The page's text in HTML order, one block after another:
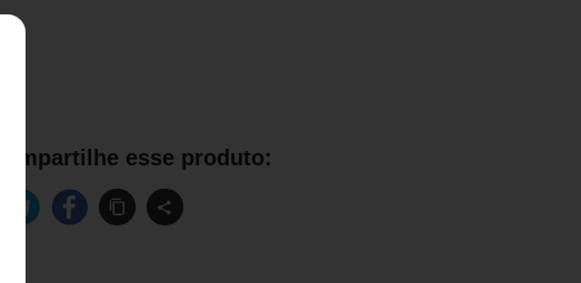
Compartilhe esse produto: